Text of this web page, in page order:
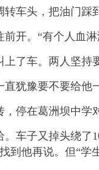
头，把油门踩到
。“有个人血淋
车。两人坚持
豫要不要给他一
在葛洲坝中学对
子又掉头绕了
到他再说。但“学